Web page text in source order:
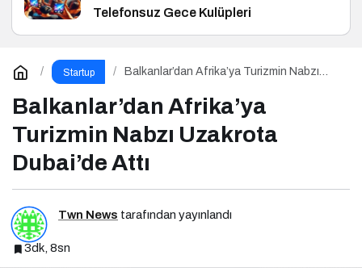
Telefonsuz Gece Kulüpleri
Startup
Balkanlar’dan Afrika’ya Turizmin Nabzı
Balkanlar’dan Afrika’ya
Turizmin Nabzı Uzakrota
Dubai’de Attı
Twn News tarafından yayınlandı
3dk, 8sn